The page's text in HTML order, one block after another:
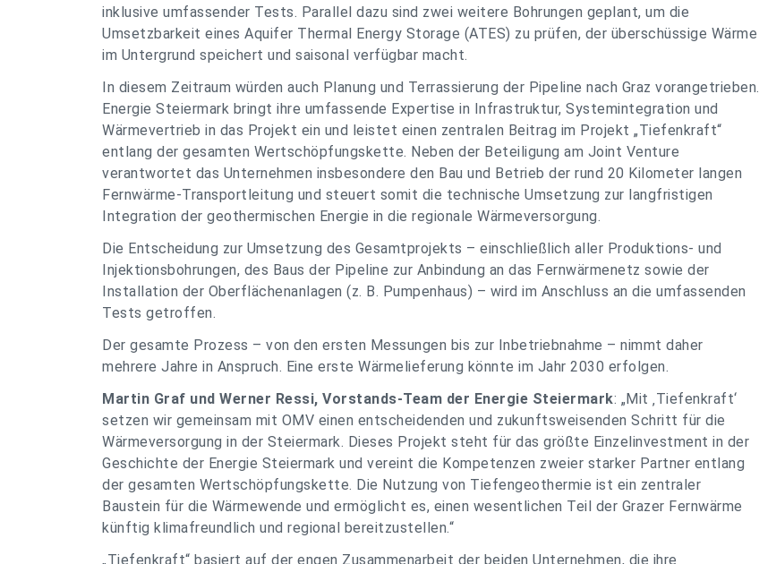
inklusive umfassender Tests. Parallel dazu sind zwei weitere Bohrungen geplant, um die
Umsetzbarkeit eines Aquifer Thermal Energy Storage (ATES) zu prüfen, der überschüssige Wärme
im Untergrund speichert und saisonal verfügbar macht.
In diesem Zeitraum würden auch Planung und Terrassierung der Pipeline nach Graz vorangetrieben.
Energie Steiermark bringt ihre umfassende Expertise in Infrastruktur, Systemintegration und
Wärmevertrieb in das Projekt ein und leistet einen zentralen Beitrag im Projekt „Tiefenkraft“
entlang der gesamten Wertschöpfungskette. Neben der Beteiligung am Joint Venture
verantwortet das Unternehmen insbesondere den Bau und Betrieb der rund 20 Kilometer langen
Fernwärme-Transportleitung und steuert somit die technische Umsetzung zur langfristigen
Integration der geothermischen Energie in die regionale Wärmeversorgung.
Die Entscheidung zur Umsetzung des Gesamtprojekts – einschließlich aller Produktions- und
Injektionsbohrungen, des Baus der Pipeline zur Anbindung an das Fernwärmenetz sowie der
Installation der Oberflächenanlagen (z. B. Pumpenhaus) – wird im Anschluss an die umfassenden
Tests getroffen.
Der gesamte Prozess – von den ersten Messungen bis zur Inbetriebnahme – nimmt daher
mehrere Jahre in Anspruch. Eine erste Wärmelieferung könnte im Jahr 2030 erfolgen.
Martin Graf und Werner Ressi, Vorstands-Team der Energie Steiermark: „Mit ‚Tiefenkraft‘
setzen wir gemeinsam mit OMV einen entscheidenden und zukunftsweisenden Schritt für die
Wärmeversorgung in der Steiermark. Dieses Projekt steht für das größte Einzelinvestment in der
Geschichte der Energie Steiermark und vereint die Kompetenzen zweier starker Partner entlang
der gesamten Wertschöpfungskette. Die Nutzung von Tiefengeothermie ist ein zentraler
Baustein für die Wärmewende und ermöglicht es, einen wesentlichen Teil der Grazer Fernwärme
künftig klimafreundlich und regional bereitzustellen.“
„Tiefenkraft“ basiert auf der engen Zusammenarbeit der beiden Unternehmen, die ihre